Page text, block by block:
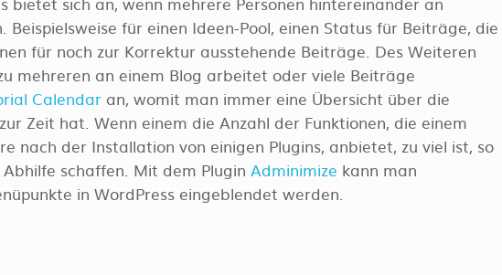
für einen Ideen-Pool, einen Status für Beiträge, die
für noch zur Korrektur ausstehende Beiträge. Des Weiteren
mehreren an einem Blog arbeitet oder viele Beiträge
Calendaran, womit man immer eine Übersicht über die
Zeit hat. Wenn einem die Anzahl der Funktionen, die einem
nach der Installation von einigen Plugins, anbietet, zu viel ist, so
schaffen. Mit dem Plugin Adminimize kann man
in WordPress eingeblendet werden.